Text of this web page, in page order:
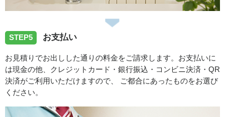
STEP5 お支払い
お見積りでお出しした通りの料金をご請求します。お支払いに
は現金の他、クレジットカード・銀行振込・コンビニ決済・QR
決済がご利用いただけますので、 ご都合にあったものをお選び
ください。